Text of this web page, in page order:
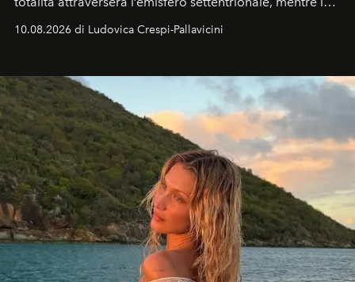
Italia il fenomeno sarà parziale ma particolarmente
spettacolare al Nord. Orari, città favorite e regole per
10.08.2026 di Ludovica Crespi-Pallavicini